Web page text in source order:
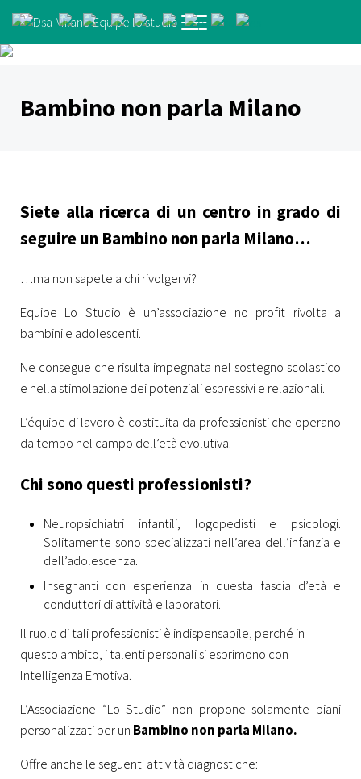
Dsa Milano Equipe lo studio
Menu
Bambino non parla Milano
Siete alla ricerca di un centro in grado di
seguire un Bambino non parla Milano…
…ma non sapete a chi rivolgervi?
Equipe Lo Studio è un’associazione no profit rivolta a
bambini e adolescenti.
Ne consegue che risulta impegnata nel sostegno scolastico
e nella stimolazione dei potenziali espressivi e relazionali.
L’équipe di lavoro è costituita da professionisti che operano
da tempo nel campo dell’età evolutiva.
Chi sono questi professionisti?
Neuropsichiatri infantili, logopedisti e psicologi.
Solitamente sono specializzati nell’area dell’infanzia e
dell’adolescenza.
Insegnanti con esperienza in questa fascia d’età e
conduttori di attività e laboratori.
Il ruolo di tali professionisti è indispensabile, perché in
questo ambito, i talenti personali si esprimono con
Intelligenza Emotiva.
L’Associazione “Lo Studio” non propone solamente piani
personalizzati per un Bambino non parla Milano.
Offre anche le seguenti attività diagnostiche: